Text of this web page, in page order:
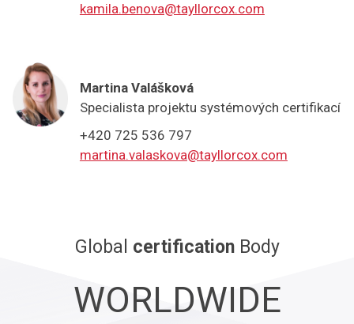
kamila.benova@tayllorcox.com
Martina Valášková
Specialista projektu systémových certifikací
+420 725 536 797
martina.valaskova@tayllorcox.com
Global certificationBody
WORLDWIDE